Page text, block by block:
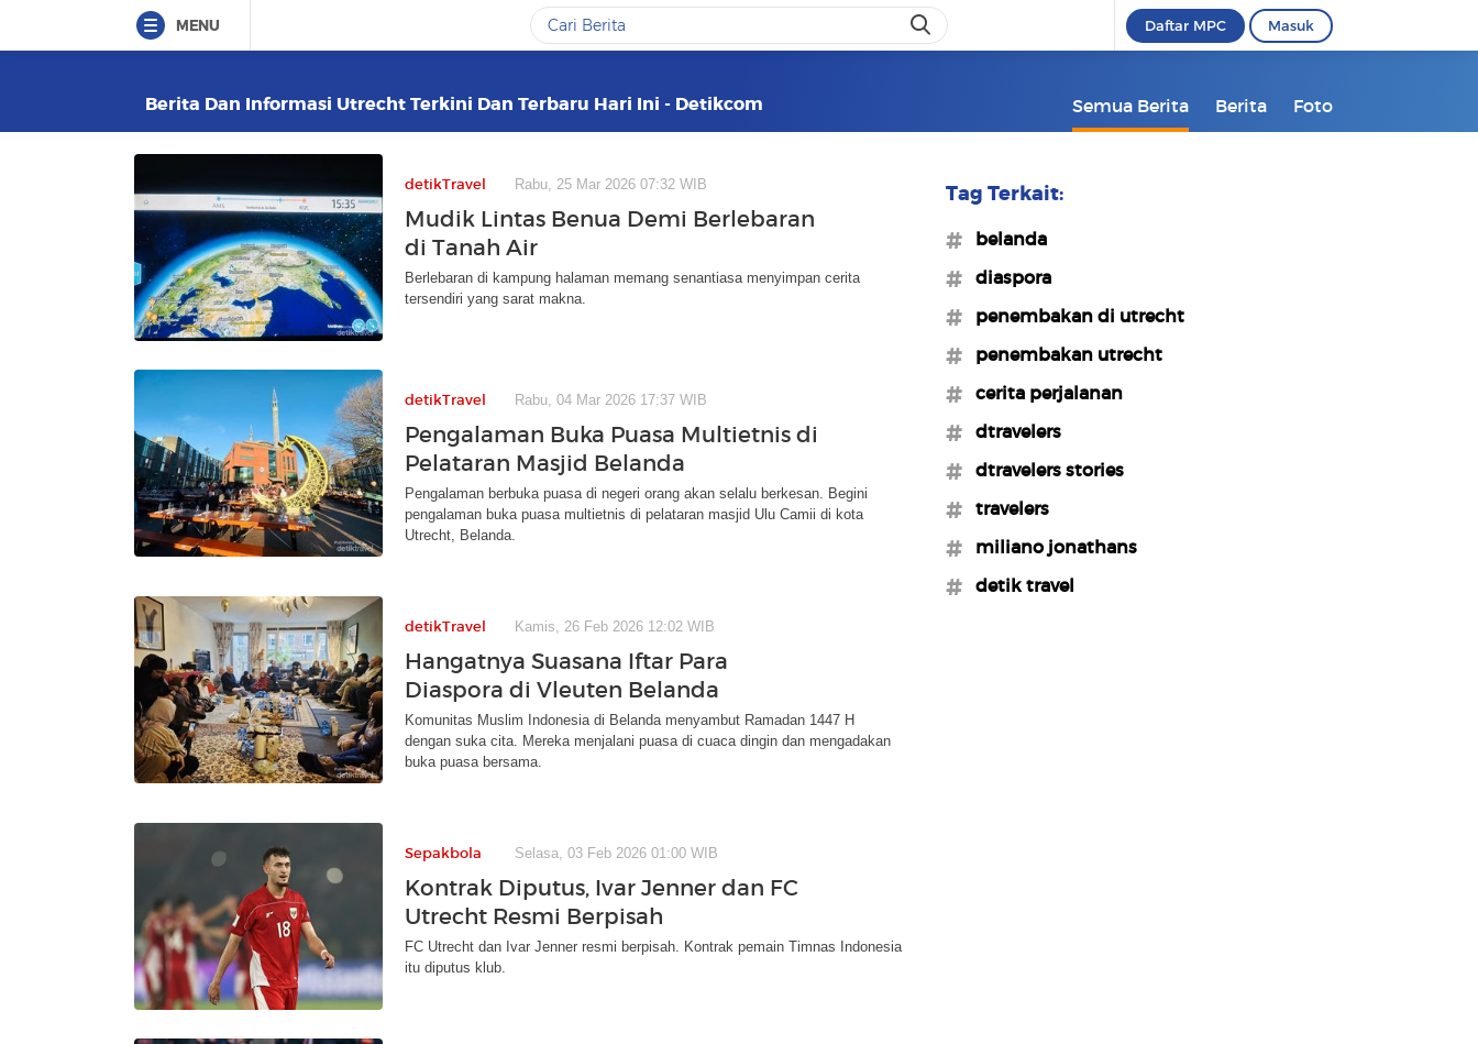
MENU Daftar MPC Masuk
Berita Dan Informasi Utrecht Terkini Dan Terbaru Hari Ini - Detikcom Semua Berita Berita Foto
detikTravel Rabu, 25 Mar 2026 07:32 WIB
Mudik Lintas Benua Demi Berlebaran
di Tanah Air
Berlebaran di kampung halaman memang senantiasa menyimpan cerita
tersendiri yang sarat makna.
detikTravel Rabu, 04 Mar 2026 17:37 WIB
Pengalaman Buka Puasa Multietnis di
Pelataran Masjid Belanda
Pengalaman berbuka puasa di negeri orang akan selalu berkesan. Begini
pengalaman buka puasa multietnis di pelataran masjid Ulu Camii di kota
Utrecht, Belanda.
detikTravel Kamis, 26 Feb 2026 12:02 WIB
Hangatnya Suasana Iftar Para
Diaspora di Vleuten Belanda
Komunitas Muslim Indonesia di Belanda menyambut Ramadan 1447 H
dengan suka cita. Mereka menjalani puasa di cuaca dingin dan mengadakan
buka puasa bersama.
Sepakbola Selasa, 03 Feb 2026 01:00 WIB
Kontrak Diputus, Ivar Jenner dan FC
Utrecht Resmi Berpisah
FC Utrecht dan Ivar Jenner resmi berpisah. Kontrak pemain Timnas Indonesia
itu diputus klub.
Tag Terkait:
#belanda
#diaspora
#penembakan di utrecht
#penembakan utrecht
#cerita perjalanan
#dtravelers
#dtravelers stories
#travelers
#miliano jonathans
#detik travel